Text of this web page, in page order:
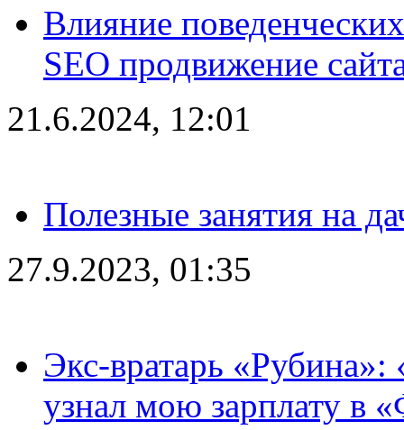
Влияние
SEO продвижение
21.6.2024, 12:01
Полезные занятия на
27.9.2023, 01:35
Экс-вратарь «Рубина»:
узнал мою зарплату в